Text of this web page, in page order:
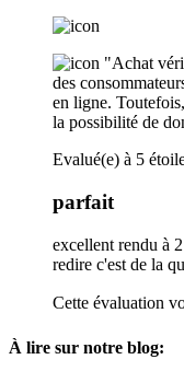
"Achat
des
en ligne.
la possibilité de
Evalué(e) à 5
parfait
excellent rendu à
redire c'est de la
Cette évaluation
À lire sur notre blog: